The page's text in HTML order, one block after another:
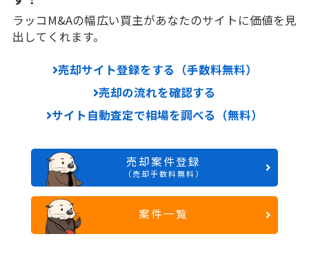
ラッコM&Aの幅広い買主があなたのサイトに価値を見
出してくれます。
売却サイト登録をする（手数料無料）
売却の流れを確認する
サイト自動査定で相場を調べる（無料）
売却案件登録
（売却手数料無料）
案件一覧